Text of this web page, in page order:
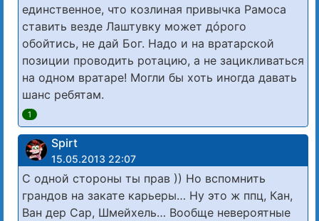
единственное, что козлиная привычка Рамоса
ставить везде Лаштувку может дóрого
обойтись, не дай Бог. Надо и на вратарской
позиции проводить ротацию, а не зацикливаться
на одном вратаре! Могли бы хоть иногда давать
шанс ребятам.
1
Spirt
15.05.2013 22:07
С одной стороны ты прав )) Но вспомнить
грандов на закате карьеры… Ну это ж ппц, Кан,
Ван дер Сар, Шмейхель… Вообще невероятные